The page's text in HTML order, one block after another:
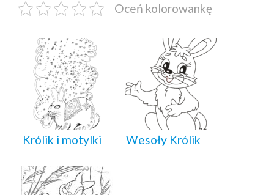
Oceń kolorowankę
Królik i motylki Wesoły Królik